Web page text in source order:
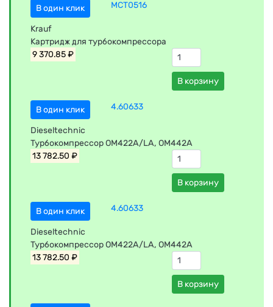
В один клик MCT0516
Krauf
Картридж для турбокомпрессора
9 370.85 ₽
В корзину
В один клик 4.60633
Dieseltechnic
Турбокомпрессор OM422A/LA, OM442A
13 782.50 ₽
В корзину
В один клик 4.60633
Dieseltechnic
Турбокомпрессор OM422A/LA, OM442A
13 782.50 ₽
В корзину